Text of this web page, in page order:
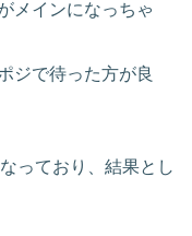
メインになっちゃ
ジで待った方が良
っており、結果とし